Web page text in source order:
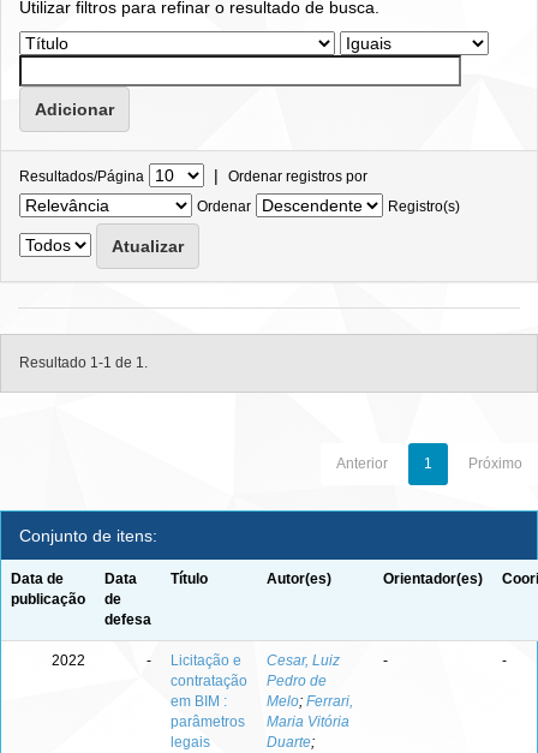
Utilizar filtros para refinar o resultado de busca.
Resultados/Página | Ordenar registros por
Ordenar
Registro(s)
Resultado 1-1 de 1.
Anterior 1 Próximo
Conjunto de itens:
Data de
publicação
Data
de
defesa
Título Autor(es) Orientador(es)
2022 -
Licitação e
contratação
em BIM :
parâmetros
legais
Cesar, Luiz
Pedro de
Melo; Ferrari,
Maria Vitória
Duarte;
- -